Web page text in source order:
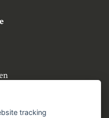
tracking